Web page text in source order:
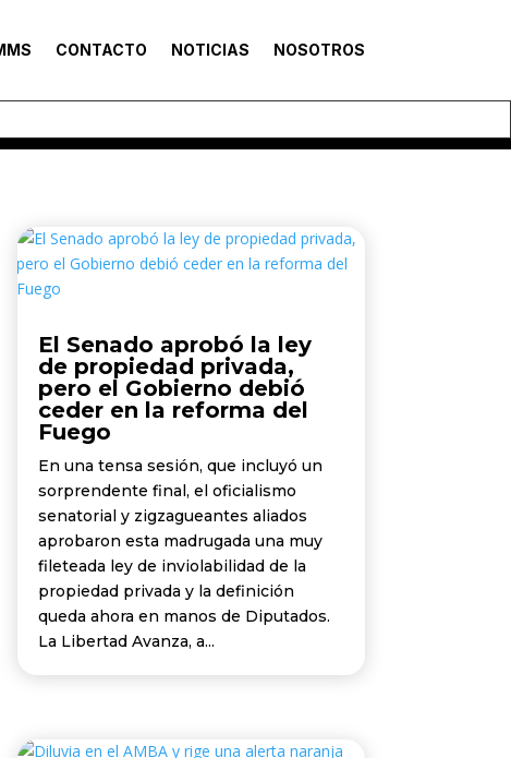
CONTACTO NOTICIAS NOSOTROS
El Senado aprobó la ley
de propiedad privada,
pero el Gobierno debió
ceder en la reforma del
Fuego
En una tensa sesión, que incluyó un
sorprendente final, el oficialismo
senatorial y zigzagueantes aliados
aprobaron esta madrugada una muy
fileteada ley de inviolabilidad de la
propiedad privada y la definición
queda ahora en manos de Diputados.
La Libertad Avanza, a...